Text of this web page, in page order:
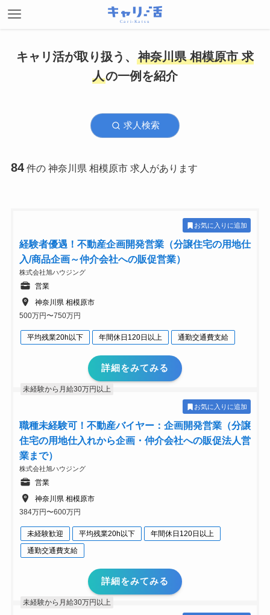
キャリ活が取り扱う、 神奈川県 相模原市 求
人の一例を紹介
求人検索
84件の 神奈川県 相模原市 求人があります
お気に入りに追加
経験者優遇！不動産企画開発営業（分譲住宅の⽤地仕
⼊/商品企画～仲介会社への販促営業）
株式会社旭ハウジング
営業
神奈川県 相模原市
500万円〜750万円
平均残業20h以下 年間休日120日以上 通勤交通費支給
詳細をみてみる
未経験から月給30万円以上
お気に入りに追加
職種未経験可！不動産バイヤー：企画開発営業（分譲
住宅の⽤地仕⼊れから企画・仲介会社への販促法人営
業まで）
株式会社旭ハウジング
営業
神奈川県 相模原市
384万円〜600万円
未経験歓迎 平均残業20h以下
年間休日120日以上
通勤交通費支給
詳細をみてみる
未経験から月給30万円以上